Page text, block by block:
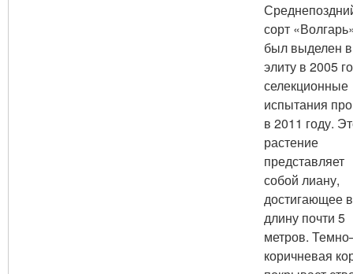
сорт
был выделен в
элиту в 2005
селекционные
испытания
в 2011 году.
растение
представляет
собой лиану,
достигающее в
длину почти 5
метров.
коричневая